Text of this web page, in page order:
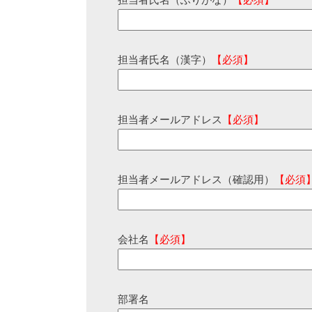
担当者氏名（漢字） 【必須】
担当者メールアドレス 【必須】
担当者メールアドレス（確認用） 【必須
会社名 【必須】
部署名